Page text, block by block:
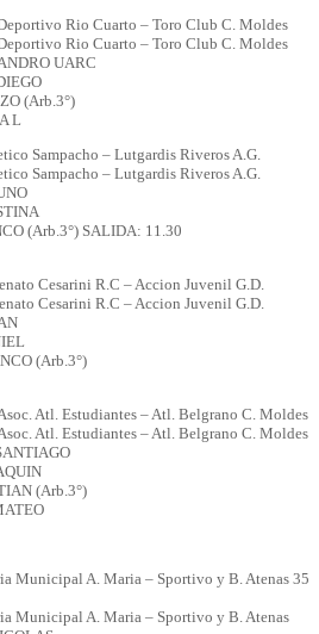
Rio Cuarto – Toro Club C. Moldes
Rio Cuarto – Toro Club C. Moldes
UARC
(Arb.3°)
L
Sampacho – Lutgardis Riveros A.G.
Sampacho – Lutgardis Riveros A.G.
(Arb.3°) SALIDA: 11.30
Cesarini R.C – Accion Juvenil G.D.
Cesarini R.C – Accion Juvenil G.D.
(Arb.3°)
Atl. Estudiantes – Atl. Belgrano C. Moldes
Atl. Estudiantes – Atl. Belgrano C. Moldes
(Arb.3°)
Municipal A. Maria – Sportivo y B. Atenas 35
Municipal A. Maria – Sportivo y B. Atenas